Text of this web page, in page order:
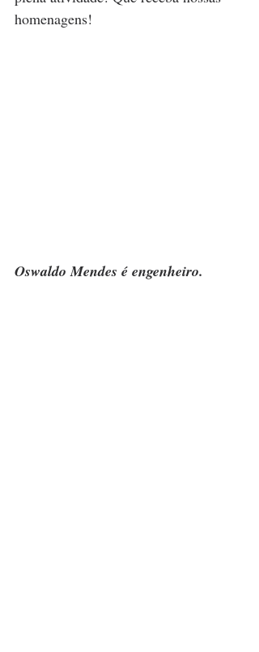
homenagens!
Oswaldo Mendes é engenheiro.